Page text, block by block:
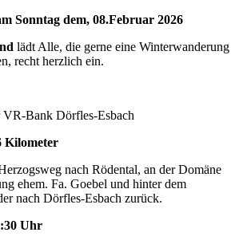
Sonntag dem, 08.Februar 2026
lädt Alle, die gerne eine Winterwanderung
recht herzlich ein.
Bank Dörfles-Esbach
Kilometer
nach Rödental, an der Domäne
ehem. Fa. Goebel und hinter dem
nach Dörfles-Esbach zurück.
Uhr